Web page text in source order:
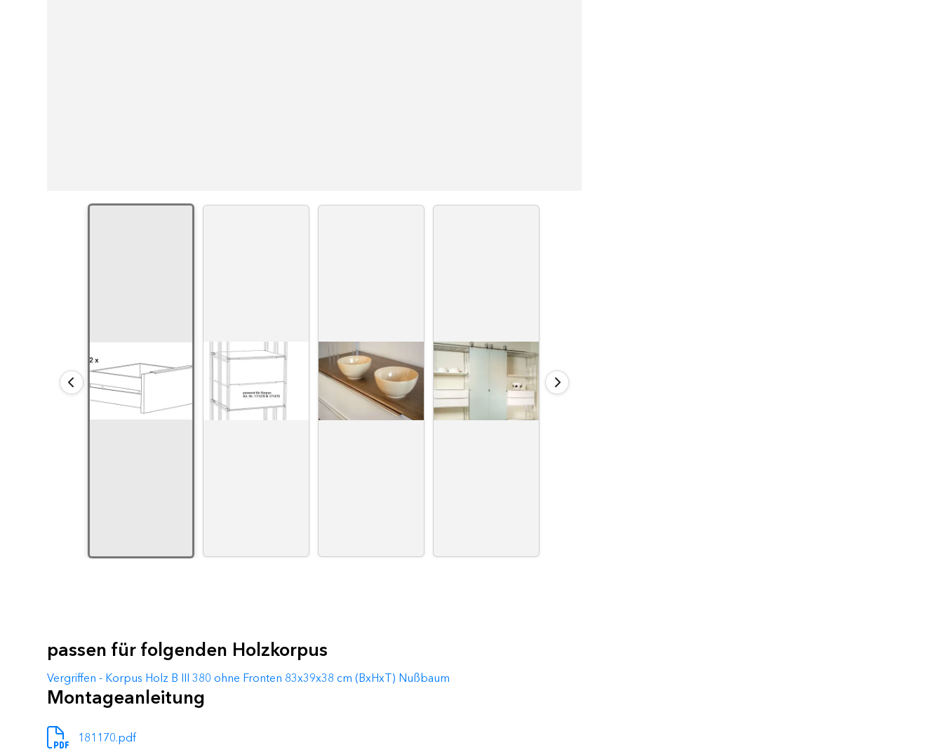
passen für folgenden Holzkorpus
Vergriffen - Korpus Holz B III 380 ohne Fronten 83x39x38 cm (BxHxT) Nußbaum
Montageanleitung
181170.pdf